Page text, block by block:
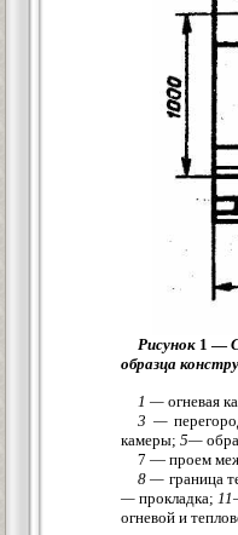
Рисунок 1 —
образца
1 — огневая
3 —
камеры; 5—
7 — проем
8 — граница
— прокладка;
огневой и